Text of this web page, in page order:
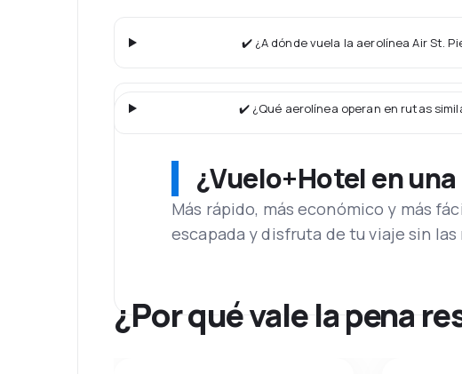
✔️ ¿A dónde vuela la aerolínea Air St.
✔️ ¿Qué aerolínea operan en rutas
¿Vuelo+Hotel en
Más rápido, más económico y más
escapada y disfruta de tu viaje sin
¿Por qué vale la pena